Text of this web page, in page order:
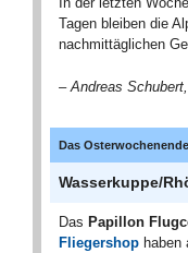
Tagen bleiben die
nachmittäglichen
– Andreas
Das
Wasserkuppe/
Das Papillon
Fliegershop haben